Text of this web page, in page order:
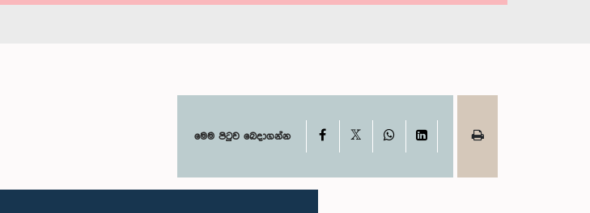
මෙම පිටුව බෙදාගන්න Facebook WhatsAppLinkedIn